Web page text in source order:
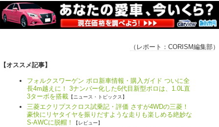
（レポート： CORISM編集部）
【オススメ記事】
フォルクスワーゲン ポロ新車情報・購入ガイド ついに全
長4m越えに！ 3ナンバー化した6代目新型ポロは、1.0L直
3ターボを搭載 【ニュース・トピックス】
三菱エクリプスクロス試乗記・評価 さすが4WDの三菱！
豪快にリヤタイヤを振りだすような走りも楽しめる絶妙な
S-AWCに脱帽！
【レビュー】